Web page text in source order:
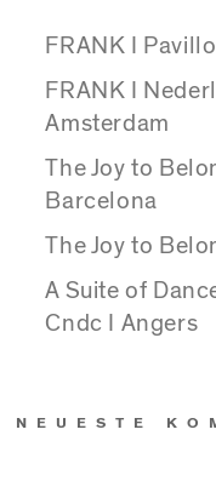
FRANK I
FRANK I
Amsterdam
The Joy to
Barcelona
The Joy to
A Suite of
Cndc I Angers
NEUESTE